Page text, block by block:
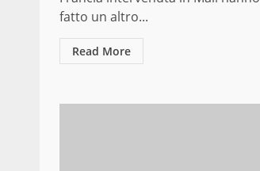
fatto un altro...
Read More